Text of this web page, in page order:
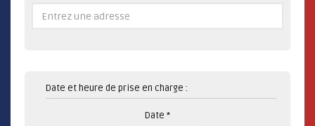
Date et heure de prise en charge :
Date *